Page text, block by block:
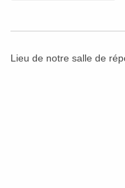
Lieu de notre salle de